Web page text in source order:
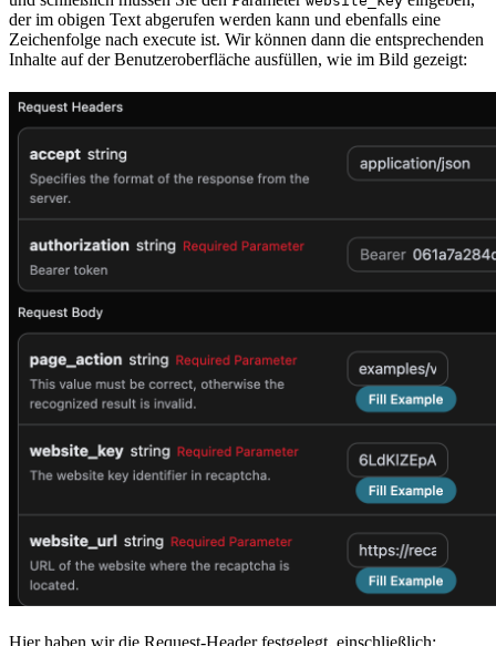
der im obigen Text abgerufen werden kann und ebenfalls eine
Zeichenfolge nach execute ist. Wir können dann die entsprechenden
Inhalte auf der Benutzeroberfläche ausfüllen, wie im Bild gezeigt: